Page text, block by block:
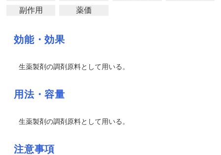
副作用
薬価
効能・効果
生薬製剤の調剤原料として用いる。
用法・容量
生薬製剤の調剤原料として用いる。
注意事項